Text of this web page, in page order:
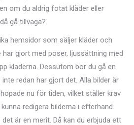
om du aldrig fotat kläder eller
gå tillväga?
hemsidor som säljer kläder och
har gjort med poser, ljussättning med
kläderna. Dessutom bör du gå en
redan har gjort det. Alla bilder är
nu för tiden, vilket ställer krav
redigera bilderna i efterhand.
är en merit. Då kan du erbjuda ett